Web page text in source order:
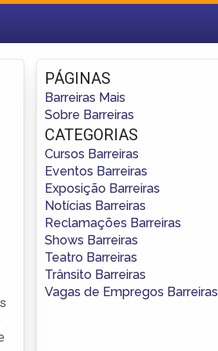
Fazer login
Criar conta
PÁGINAS
Barreiras Mais
Sobre Barreiras
CATEGORIAS
Cursos Barreiras
Eventos Barreiras
Exposição Barreiras
Notícias Barreiras
Reclamações Barreiras
Shows Barreiras
Teatro Barreiras
Trânsito Barreiras
Vagas de Empregos Barreiras